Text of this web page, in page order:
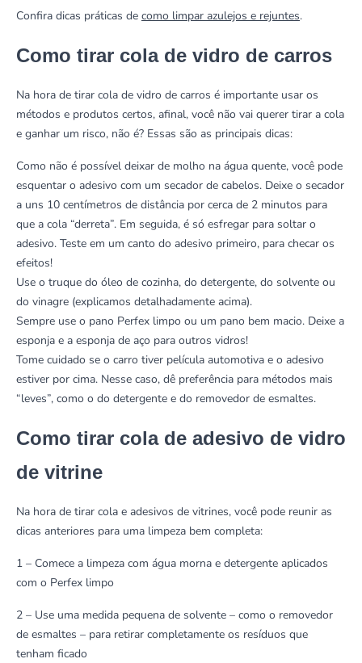
Confira dicas práticas de como limpar azulejos e rejuntes.
Como tirar cola de vidro de carros
Na hora de tirar cola de vidro de carros é importante usar os
métodos e produtos certos, afinal, você não vai querer tirar a cola
e ganhar um risco, não é? Essas são as principais dicas:
Como não é possível deixar de molho na água quente, você pode
esquentar o adesivo com um secador de cabelos. Deixe o secador
a uns 10 centímetros de distância por cerca de 2 minutos para
que a cola “derreta”. Em seguida, é só esfregar para soltar o
adesivo. Teste em um canto do adesivo primeiro, para checar os
efeitos!
Use o truque do óleo de cozinha, do detergente, do solvente ou
do vinagre (explicamos detalhadamente acima).
Sempre use o pano Perfex limpo ou um pano bem macio. Deixe a
esponja e a esponja de aço para outros vidros!
Tome cuidado se o carro tiver película automotiva e o adesivo
estiver por cima. Nesse caso, dê preferência para métodos mais
“leves”, como o do detergente e do removedor de esmaltes.
Como tirar cola de adesivo de vidro
de vitrine
Na hora de tirar cola e adesivos de vitrines, você pode reunir as
dicas anteriores para uma limpeza bem completa:
1 – Comece a limpeza com água morna e detergente aplicados
com o Perfex limpo
2 – Use uma medida pequena de solvente – como o removedor
de esmaltes – para retirar completamente os resíduos que
tenham ficado